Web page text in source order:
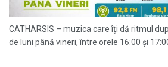
CATHARSIS – muzica care îți dă ritmul
de luni până vineri, între orele 16:00 și